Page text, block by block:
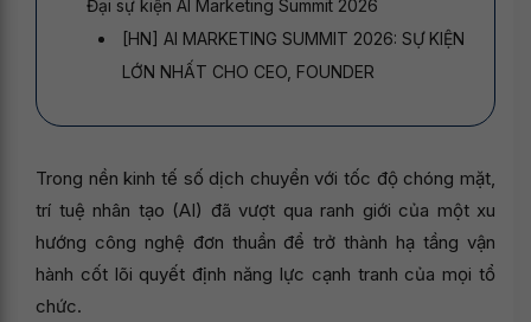
Đại sự kiện AI Marketing Summit 2026
[HN] AI MARKETING SUMMIT 2026: SỰ KIỆN
LỚN NHẤT CHO CEO, FOUNDER
Trong nền kinh tế số dịch chuyển với tốc độ chóng mặt,
trí tuệ nhân tạo (AI) đã vượt qua ranh giới của một xu
hướng công nghệ đơn thuần để trở thành hạ tầng vận
hành cốt lõi quyết định năng lực cạnh tranh của mọi tổ
chức.